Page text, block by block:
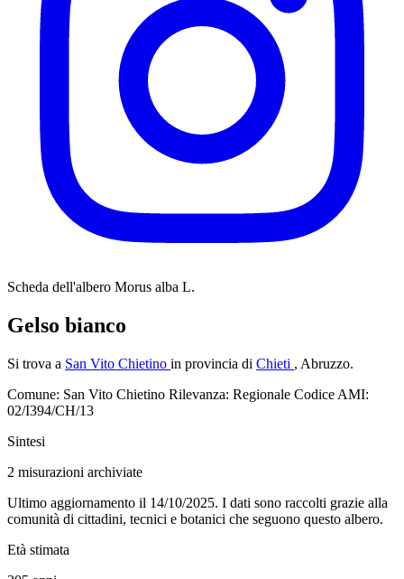
Scheda dell'albero Morus alba L.
Gelso bianco
Si trova a San Vito Chietino in provincia di Chieti , Abruzzo.
Comune: San Vito Chietino Rilevanza: Regionale Codice AMI:
02/I394/CH/13
Sintesi
2 misurazioni archiviate
Ultimo aggiornamento il 14/10/2025. I dati sono raccolti grazie alla
comunità di cittadini, tecnici e botanici che seguono questo albero.
Età stimata